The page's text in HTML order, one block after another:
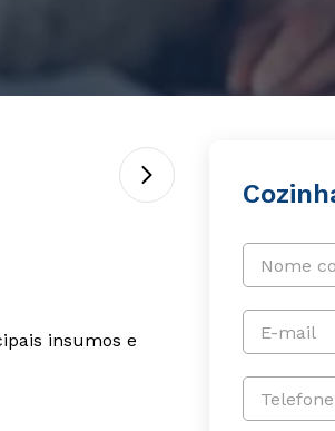
insumos e
Nome
E-mail
Telefone